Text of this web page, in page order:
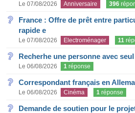
Le 07/08/2026 Anniversaire 396
France : Offre de prêt entre
rapide e
Le 07/08/2026 Electroménager 11
Recherhe une personne avec
Le 06/08/2026 1 réponse
Correspondant français en
Le 06/08/2026 Cinéma 1 réponse
Demande de soutien pour le